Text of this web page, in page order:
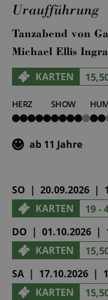
Uraufführung
Tanzabend von
Michael Ellis
KARTEN
HERZ
5
von
SHOW
4
von
2
von
ab 11 Jahre
SO | 20.09.2026 |
KARTEN
19 -
DO | 01.10.2026 |
KARTEN
SA | 17.10.2026 |
KARTEN